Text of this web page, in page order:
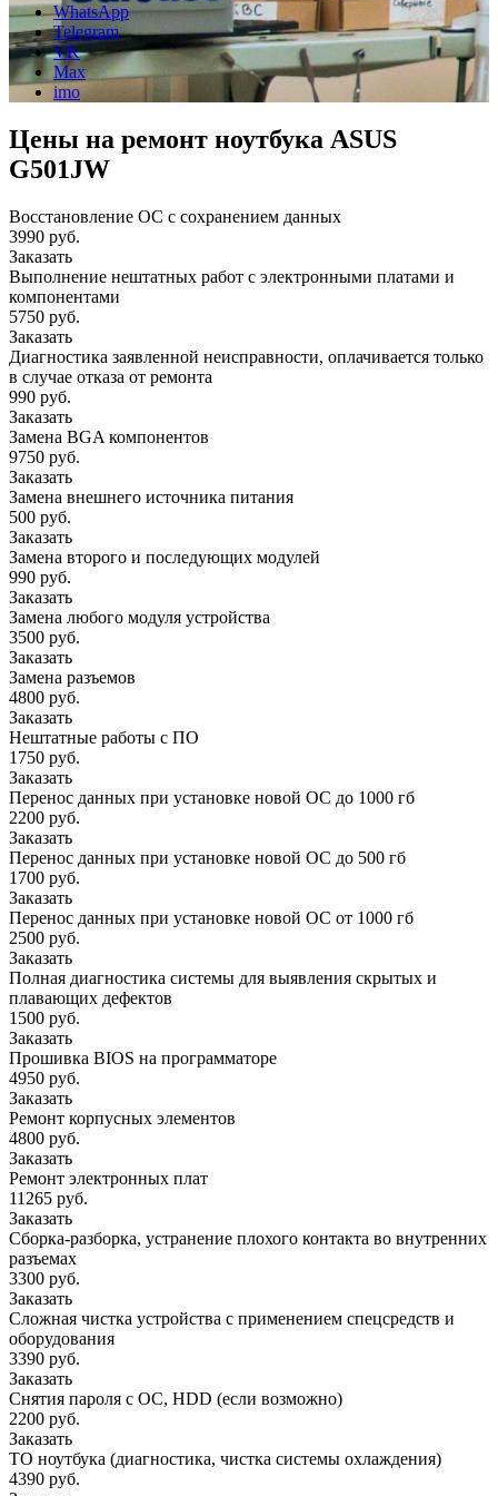
WhatsApp
Telegram
VK
Max
imo
Цены на ремонт ноутбука ASUS
G501JW
Восстановление ОС с сохранением данных
3990 руб.
Заказать
Выполнение нештатных работ с электронными платами и
компонентами
5750 руб.
Заказать
Диагностика заявленной неисправности, оплачивается только
в случае отказа от ремонта
990 руб.
Заказать
Замена BGA компонентов
9750 руб.
Заказать
Замена внешнего источника питания
500 руб.
Заказать
Замена второго и последующих модулей
990 руб.
Заказать
Замена любого модуля устройства
3500 руб.
Заказать
Замена разъемов
4800 руб.
Заказать
Нештатные работы с ПО
1750 руб.
Заказать
Перенос данных при установке новой ОС до 1000 гб
2200 руб.
Заказать
Перенос данных при установке новой ОС до 500 гб
1700 руб.
Заказать
Перенос данных при установке новой ОС от 1000 гб
2500 руб.
Заказать
Полная диагностика системы для выявления скрытых и
плавающих дефектов
1500 руб.
Заказать
Прошивка BIOS на программаторе
4950 руб.
Заказать
Ремонт корпусных элементов
4800 руб.
Заказать
Ремонт электронных плат
11265 руб.
Заказать
Сборка-разборка, устранение плохого контакта во внутренних
разъемах
3300 руб.
Заказать
Сложная чистка устройства с применением спецсредств и
оборудования
3390 руб.
Заказать
Снятия пароля с OC, HDD (если возможно)
2200 руб.
Заказать
ТО ноутбука (диагностика, чистка системы охлаждения)
4390 руб.